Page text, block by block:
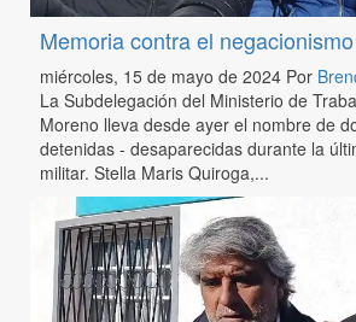
Memoria contra el negacionismo
miércoles, 15 de mayo de 2024 Por
La Subdelegación del Ministerio de
Moreno lleva desde ayer el nombre de
detenidas - desaparecidas durante la
militar. Stella Maris Quiroga,...